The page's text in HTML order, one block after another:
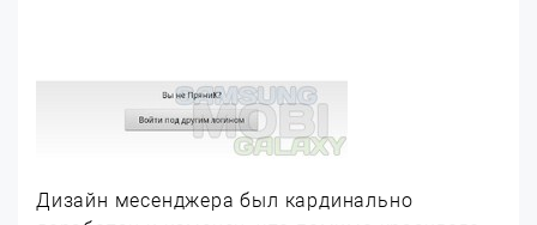
Дизайн месенджера был кардинально